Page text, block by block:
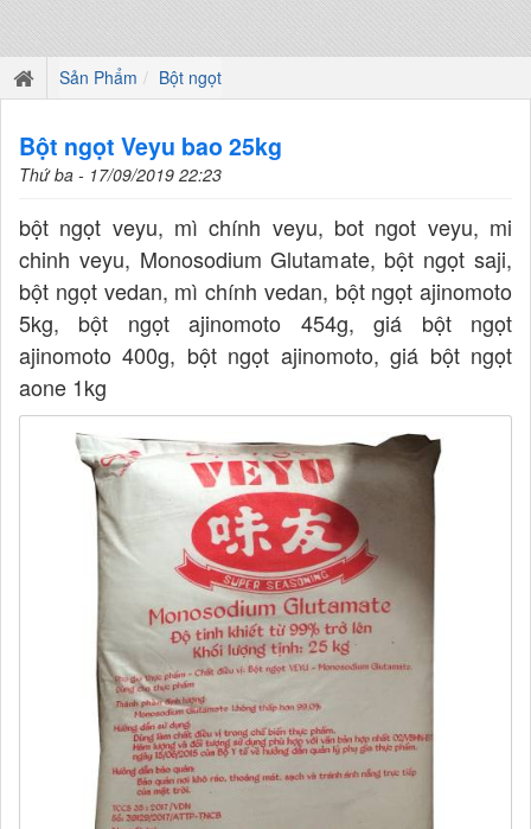
Sản Phẩm Bột ngọt
Bột ngọt Veyu bao 25kg
Thứ ba - 17/09/2019 22:23
bột ngọt veyu, mì chính veyu, bot ngot veyu, mi
chinh veyu, Monosodium Glutamate, bột ngọt saji,
bột ngọt vedan, mì chính vedan, bột ngọt ajinomoto
5kg, bột ngọt ajinomoto 454g, giá bột ngọt
ajinomoto 400g, bột ngọt ajinomoto, giá bột ngọt
aone 1kg